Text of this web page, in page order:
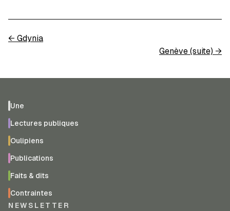
← Gdynia
Genève (suite) →
Une
Lectures publiques
Oulipiens
Publications
Faits & dits
Contraintes
NEWSLETTER